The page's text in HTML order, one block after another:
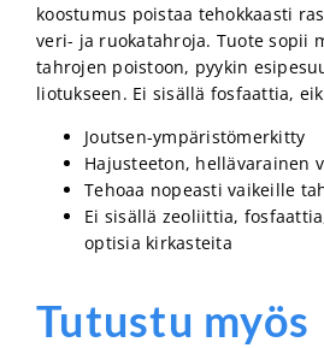
koostumus poistaa tehokkaasti
veri- ja ruokatahroja. Tuote sopii
tahrojen poistoon, pyykin
liotukseen. Ei sisällä fosfaattia,
Joutsen-ympäristömerkitty
Hajusteeton, hellävarainen
Tehoaa nopeasti vaikeille
Ei sisällä zeoliittia,
optisia kirkasteita
Tutustu myös